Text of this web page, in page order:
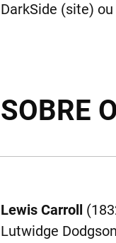
DarkSide (site)
SOBRE
Lewis Carroll
Lutwidge